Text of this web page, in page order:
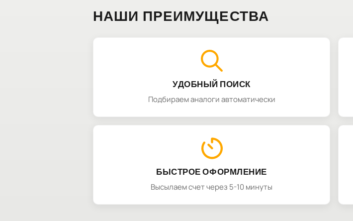
НАШИ ПРЕИМУЩЕСТВА
УДОБНЫЙ ПОИСК
Подбираем аналоги автоматически
БЫСТРОЕ ОФОРМЛЕНИЕ
Высылаем счет через 5-10 минуты